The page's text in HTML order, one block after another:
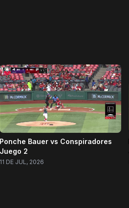
Ponche Bauer vs Conspiradores
Juego 2
11 DE JUL, 2026